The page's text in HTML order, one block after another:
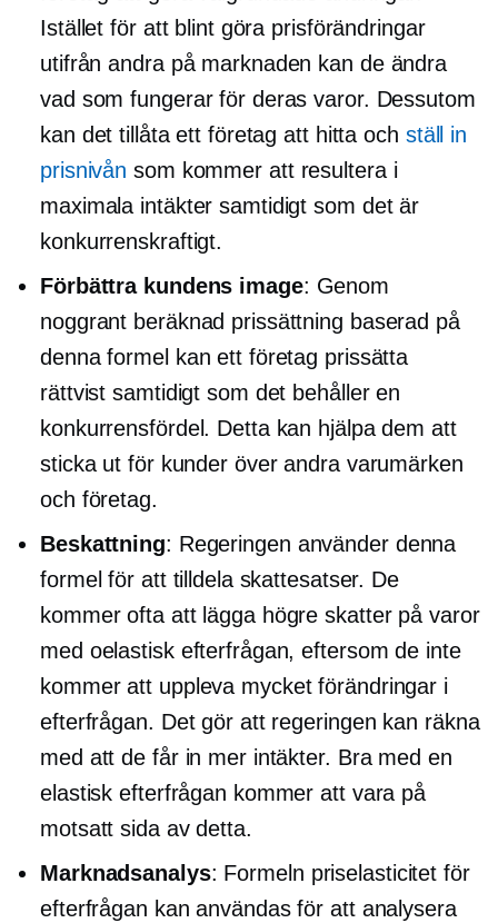
Istället för att blint göra prisförändringar
utifrån andra på marknaden kan de ändra
vad som fungerar för deras varor. Dessutom
kan det tillåta ett företag att hitta och ställ in
prisnivån som kommer att resultera i
maximala intäkter samtidigt som det är
konkurrenskraftigt.
Förbättra kundens image: Genom
noggrant beräknad prissättning baserad på
denna formel kan ett företag prissätta
rättvist samtidigt som det behåller en
konkurrensfördel. Detta kan hjälpa dem att
sticka ut för kunder över andra varumärken
och företag.
Beskattning: Regeringen använder denna
formel för att tilldela skattesatser. De
kommer ofta att lägga högre skatter på varor
med oelastisk efterfrågan, eftersom de inte
kommer att uppleva mycket förändringar i
efterfrågan. Det gör att regeringen kan räkna
med att de får in mer intäkter. Bra med en
elastisk efterfrågan kommer att vara på
motsatt sida av detta.
Marknadsanalys: Formeln priselasticitet för
efterfrågan kan användas för att analysera